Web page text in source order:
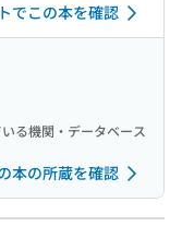
でこの本を確認
る機関・データベース
本の所蔵を確認